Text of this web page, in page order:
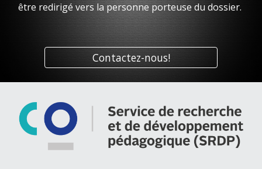
être redirigé vers la personne porteuse du dossier.
Contactez-nous!